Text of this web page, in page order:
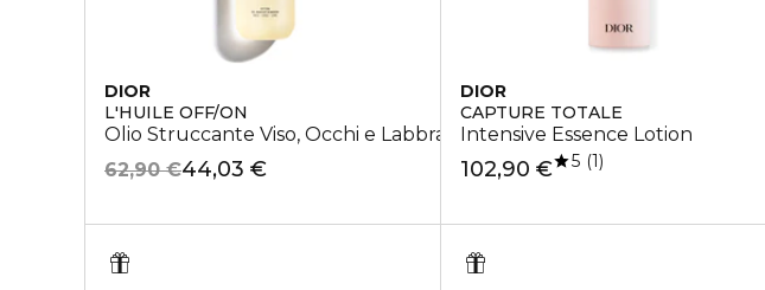
DIOR
L'HUILE OFF/ON
Olio Struccante Viso, Occhi e Labbra da Risciacquare
44,03 €
62,90 €
DIOR
CAPTURE TOTALE
Intensive Essence Lotion
102,90 € 5 1